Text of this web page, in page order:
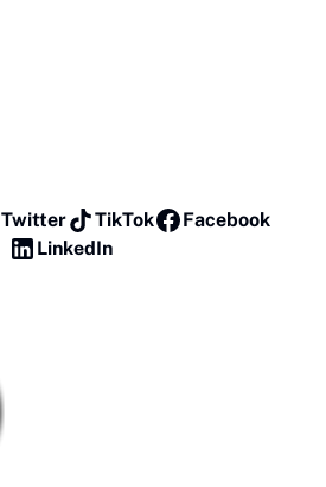
Twitter TikTok
Facebook
LinkedIn